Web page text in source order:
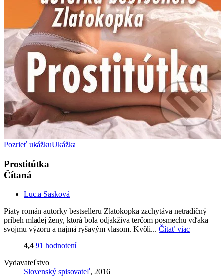
Pozrieť ukážkuUkážka
Prostitútka
Čítaná
Lucia Sasková
Piaty román autorky bestselleru Zlatokopka zachytáva netradičný
príbeh mladej ženy, ktorá bola odjakživa terčom posmechu vďaka
svojmu výzoru a najmä ryšavým vlasom. Kvôli... Čítať viac
4,4 91 hodnotení
Vydavateľstvo
Slovenský spisovateľ, 2016